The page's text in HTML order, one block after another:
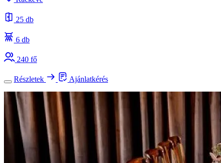
25 db
6 db
240 fő
Részletek Ajánlatkérés